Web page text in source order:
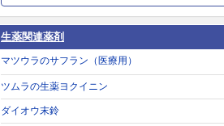
生薬関連薬剤
マツウラのサフラン（医療用）
ツムラの生薬ヨクイニン
ダイオウ末鈴